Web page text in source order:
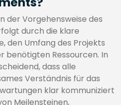
der Vorgehensweise des
durch die klare
den Umfang des Projekts
benötigten Ressourcen. In
dass alle
Verständnis für das
klar kommuniziert
Meilensteinen,